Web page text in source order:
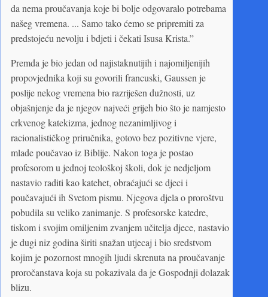
da nema proučavanja koje bi bolje odgovaralo potrebama
našeg vremena. ... Samo tako ćemo se pripremiti za
predstojeću nevolju i bdjeti i čekati Isusa Krista.”
Premda je bio jedan od najistaknutijih i najomiljenijih
propovjednika koji su govorili francuski, Gaussen je
poslije nekog vremena bio razriješen dužnosti, uz
objašnjenje da je njegov najveći grijeh bio što je namjesto
crkvenog katekizma, jednog nezanimljivog i
racionalističkog priručnika, gotovo bez pozitivne vjere,
mlade poučavao iz Biblije. Nakon toga je postao
profesorom u jednoj teološkoj školi, dok je nedjeljom
nastavio raditi kao katehet, obraćajući se djeci i
poučavajući ih Svetom pismu. Njegova djela o proroštvu
pobudila su veliko zanimanje. S profesorske katedre,
tiskom i svojim omiljenim zvanjem učitelja djece, nastavio
je dugi niz godina širiti snažan utjecaj i bio sredstvom
kojim je pozornost mnogih ljudi skrenuta na proučavanje
proročanstava koja su pokazivala da je Gospodnji dolazak
blizu.